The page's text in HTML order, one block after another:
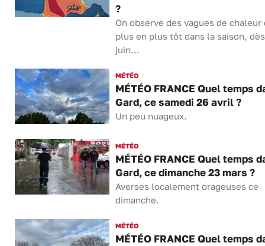
?
On observe des vagues de chaleur
plus en plus tôt dans la saison,
juin...
MÉTÉO
MÉTÉO FRANCE Quel temps
Gard, ce samedi 26 avril ?
Un peu nuageux.
MÉTÉO
MÉTÉO FRANCE Quel temps
Gard, ce dimanche 23 mars ?
Averses localement orageuses ce
dimanche.
MÉTÉO
MÉTÉO FRANCE Quel temps